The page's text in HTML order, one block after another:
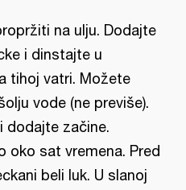
na ulju. Dodajte
i dinstajte u
tihoj vatri. Možete
vode (ne previše).
dodajte začine.
oko sat vremena. Pred
beli luk. U slanoj